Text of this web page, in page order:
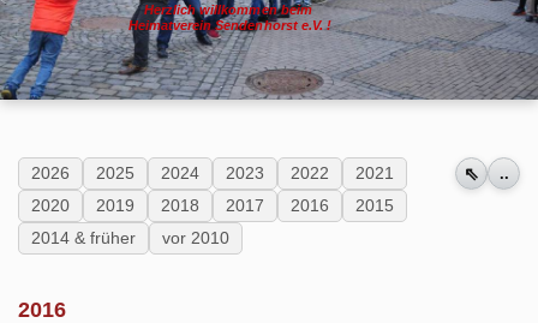
Herzlich willkommen beim
Heimatverein Sendenhorst e.V. !
2026 2025 2024 2023 2022
2021
2020
2019 2018 2017 2016
2015
2014 & früher
vor 2010
⇖ ..
2016